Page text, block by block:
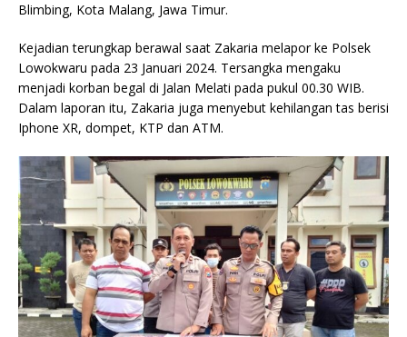
Blimbing, Kota Malang, Jawa Timur.
Kejadian terungkap berawal saat Zakaria melapor ke Polsek
Lowokwaru pada 23 Januari 2024. Tersangka mengaku
menjadi korban begal di Jalan Melati pada pukul 00.30 WIB.
Dalam laporan itu, Zakaria juga menyebut kehilangan tas berisi
Iphone XR, dompet, KTP dan ATM.